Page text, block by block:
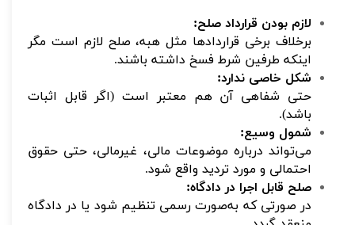
لازم بودن قرارداد صلح:
برخلاف برخی قراردادها مثل هبه، صلح لازم است مگر
اینکه طرفین شرط فسخ داشته باشند.
شکل خاصی ندارد:
حتی شفاهی آن هم معتبر است (اگر قابل اثبات
باشد).
شمول وسیع:
می‌تواند درباره موضوعات مالی، غیرمالی، حتی حقوق
احتمالی و مورد تردید واقع شود.
صلح قابل اجرا در دادگاه:
در صورتی که به‌صورت رسمی تنظیم شود یا در دادگاه